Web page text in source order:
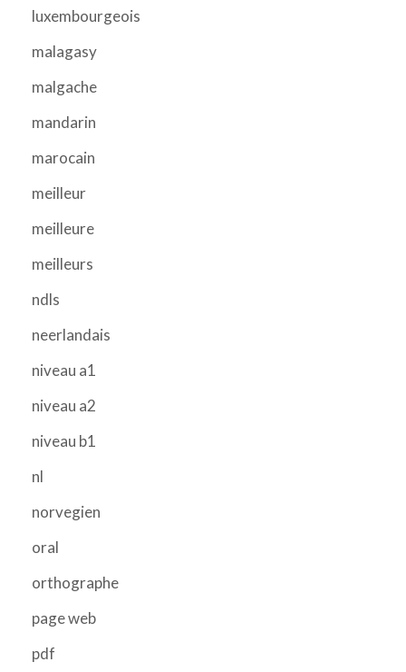
luxembourgeois
malagasy
malgache
mandarin
marocain
meilleur
meilleure
meilleurs
ndls
neerlandais
niveau a1
niveau a2
niveau b1
nl
norvegien
oral
orthographe
page web
pdf